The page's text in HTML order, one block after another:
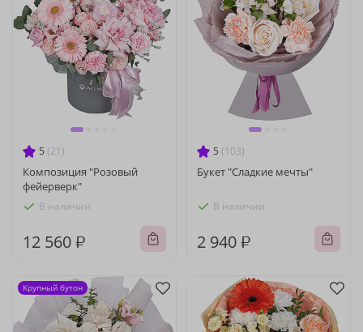
5 (21)
Композиция "Розовый
фейерверк"
В наличии
12 560 ₽
5 (103)
Букет "Сладкие мечты"
В наличии
2 940 ₽
Крупный бутон